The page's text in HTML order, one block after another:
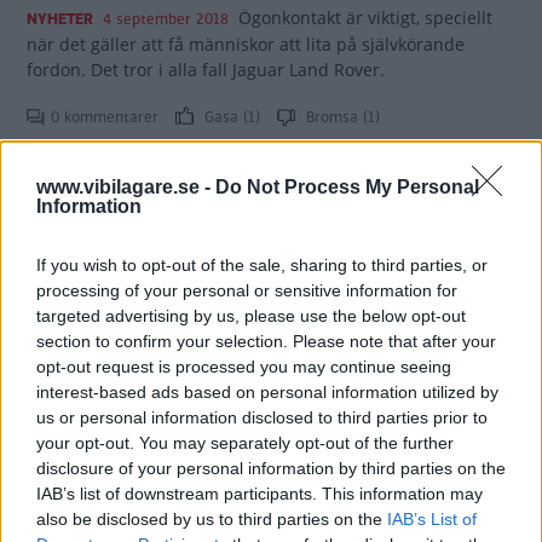
www.vibilagare.se - Do Not Process My Personal
Information
If you wish to opt-out of the sale, sharing to third parties, or
processing of your personal or sensitive information for
targeted advertising by us, please use the below opt-out
section to confirm your selection. Please note that after your
opt-out request is processed you may continue seeing
interest-based ads based on personal information utilized by
us or personal information disclosed to third parties prior to
your opt-out. You may separately opt-out of the further
disclosure of your personal information by third parties on the
IAB’s list of downstream participants. This information may
also be disclosed by us to third parties on the IAB’s List of
NYHETER 4 september 2018 Ögonkontakt är viktigt, speciellt
när det gäller att få människor att lita på självkörande
fordon. Det tror i alla fall Jaguar Land Rover.
0 kommentarer Gasa (1) Bromsa (1)
Duell: E-Pace vs. X2 -
NYBILSTEST 5 maj 2018 För somliga köpare är läcker design
och rätt stil mycket viktigare än andra egenskaper. Det är
för dem BMW X2 och Jaguar E-PACE finns, två små suvar
som kan få riktigt stor prislapp. Vilken är bäst?
0 kommentarer Gasa (1) Bromsa (1)
Eldrivna Jaguar I-Pace klarar 48
mil